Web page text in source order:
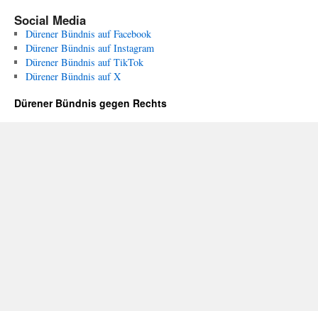
Social Media
Dürener Bündnis auf Facebook
Dürener Bündnis auf Instagram
Dürener Bündnis auf TikTok
Dürener Bündnis auf X
Dürener Bündnis gegen Rechts